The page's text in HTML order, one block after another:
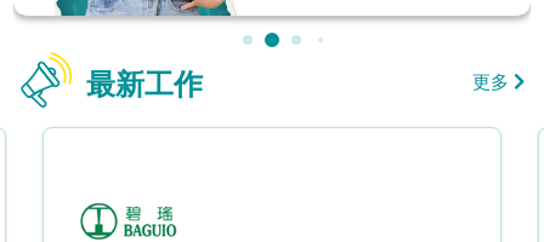
最新工作 更多